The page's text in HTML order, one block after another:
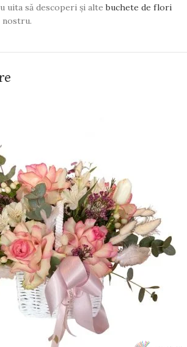
uita să descoperi și altebuchete de flori